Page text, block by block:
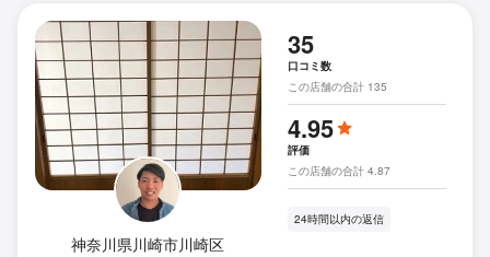
神奈川県川崎市川崎区
35
口コミ数
この店舗の合計 135
4.95
評価
この店舗の合計 4.87
24時間以内の返信